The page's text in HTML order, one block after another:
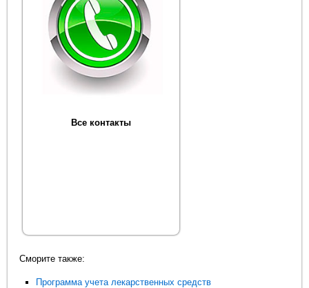
Все контакты
Сморите также:
Программа учета лекарственных средств